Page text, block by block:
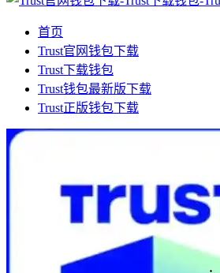
首页
Trust官网钱包下载
Trust下载钱包
Trust钱包最新版下载
Trust正版钱包下载